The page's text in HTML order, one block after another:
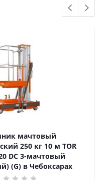
мачтовый
кг 10 м TOR
DC 3-мачтовый
(G) в Чебоксарах